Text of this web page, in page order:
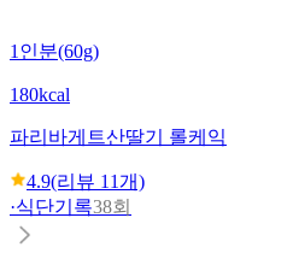
1인분(60g)
180kcal
파리바게트산딸기 롤케익
4.9(리뷰 11개)
·식단기록38회